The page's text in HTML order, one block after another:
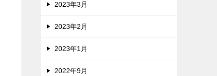
2023年3月
2023年2月
2023年1月
2022年9月